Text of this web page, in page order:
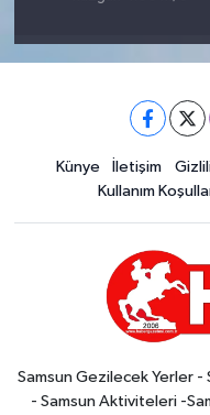
Künye İletişim
Kullanım
Samsun Gezilecek Yerler -
- Samsun Aktiviteleri -